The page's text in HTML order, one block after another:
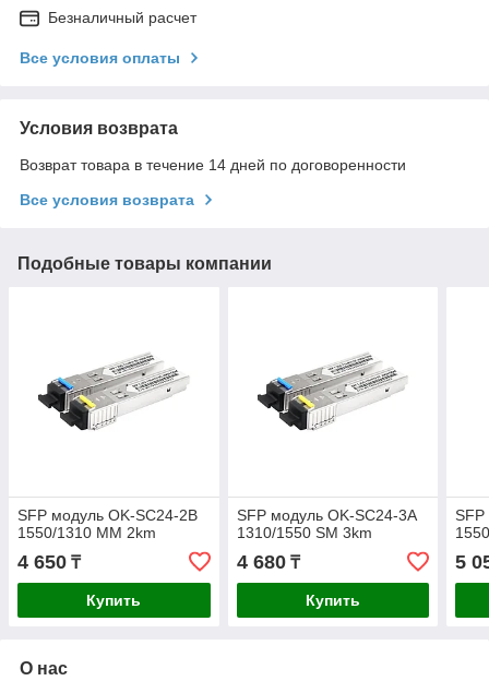
Безналичный расчет
Все условия оплаты
Условия возврата
Возврат товара в течение 14 дней по договоренности
Все условия возврата
Подобные товары компании
SFP модуль OK-SC24-2В
1550/1310 MM 2km
4 650 ₸
Купить
SFP модуль OK-SC24-3A
1310/1550 SM 3km
4 680₸
Купить
SFP
5
О нас